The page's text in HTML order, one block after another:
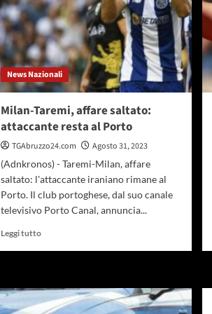
News Nazionali
Milan-Taremi, affare saltato:
attaccante resta al Porto
TGAbruzzo24.com
Agosto 31, 2023
(Adnkronos) - Taremi-Milan, affare
saltato: l'attaccante iraniano rimane al
Porto. Il club portoghese, dal suo canale
televisivo Porto Canal, annuncia...
Leggi tuttoLeggi
Taremi,
affare